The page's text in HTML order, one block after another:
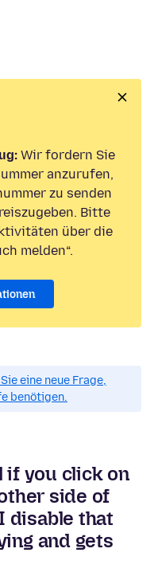
Wir fordern Sie
anzurufen,
zu senden
Bitte
über die
melden“.
eine neue Frage,
benötigen.
if you click on
side of
disable that
and gets